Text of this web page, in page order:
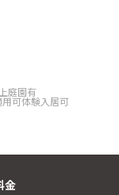
庭園有
用可体験入居可
金